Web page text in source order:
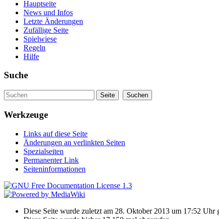
Hauptseite
News und Infos
Letzte Änderungen
Zufällige Seite
Spielwiese
Regeln
Hilfe
Suche
Werkzeuge
Links auf diese Seite
Änderungen an verlinkten Seiten
Spezialseiten
Permanenter Link
Seiteninformationen
Diese Seite wurde zuletzt am 28. Oktober 2013 um 17:52 Uhr